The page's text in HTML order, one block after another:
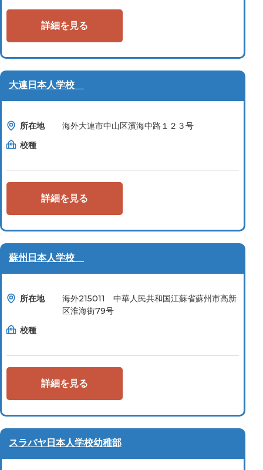
詳細を見る
大連日本人学校
所在地
海外大連市中山区濱海中路１２３号
校種
詳細を見る
蘇州日本人学校
所在地
海外215011 中華人民共和国江蘇省蘇州市高新
区淮海街79号
校種
詳細を見る
スラバヤ日本人学校幼稚部